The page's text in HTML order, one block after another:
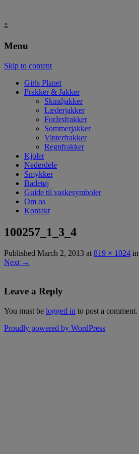
.
Menu
Skip to content
Girls Planet
Frakker & Jakker
Skindjakker
Læderjakker
Forårsfrakker
Sommerjakker
Vinterfrakker
Regnfrakker
Kjoler
Nederdele
Smykker
Badetøj
Guide til vaskesymboler
Om os
Kontakt
100257_1_3_4
Published March 2, 2013 at819 × 1024 in
Next →
Leave a Reply
You must be logged in to post a comment.
Proudly powered by WordPress